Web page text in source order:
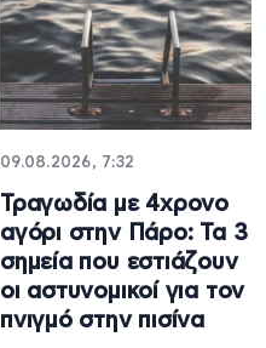
09.08.2026, 7:32
Τραγωδία με 4χρονο
αγόρι στην Πάρο: Τα 3
σημεία που εστιάζουν
οι αστυνομικοί για τον
πνιγμό στην πισίνα